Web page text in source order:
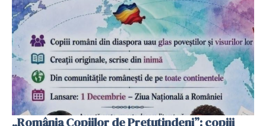
„România Copiilor de Pretutindeni”: copiii